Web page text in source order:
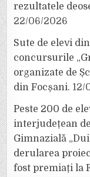
rezultatele
22/06/2026
Sute de elevi
concursurile
organizate de
din Focșani. 12/
Peste 200 de
interjudețean de
Gimnazială
derularea
fost premiați la